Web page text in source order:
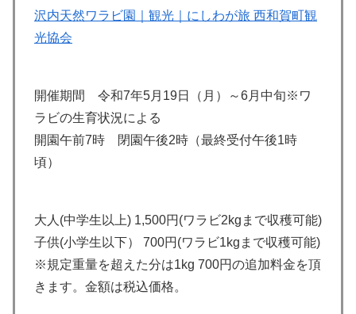
沢内天然ワラビ園｜観光｜にしわが旅 西和賀町観
光協会
開催期間 令和7年5月19日（月）～6月中旬※ワ
ラビの生育状況による
開園午前7時 閉園午後2時（最終受付午後1時
頃）
大人(中学生以上) 1,500円(ワラビ2kgまで収穫可能)
子供(小学生以下） 700円(ワラビ1kgまで収穫可能)
※規定重量を超えた分は1kg 700円の追加料金を頂
きます。金額は税込価格。